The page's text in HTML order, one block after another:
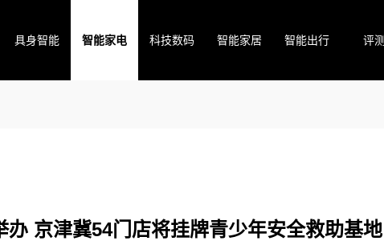
具身智能 智能家电 科技数码 智能家居 智能出行 评测
办 京津冀54门店将挂牌青少年安全救助基地